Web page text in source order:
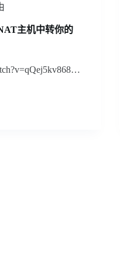
主机中转你的